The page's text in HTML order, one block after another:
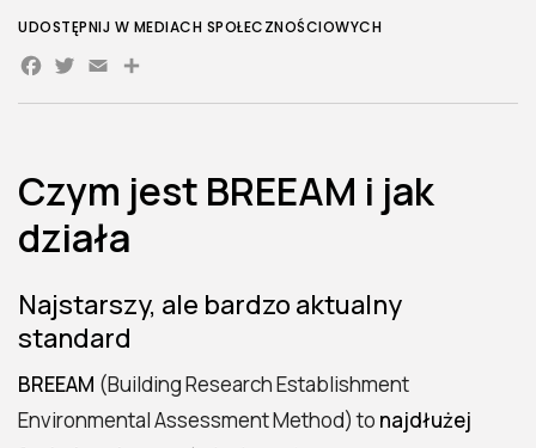
Czym jest BREEAM i jak
działa
Najstarszy, ale bardzo aktualny
standard
BREEAM (Building Research Establishment
Environmental Assessment Method) to najdłużej
Commissioning i „soft landings” budynek,
który naprawdę działa
Jak zorganizować proces – praktyczna
mapa projektu
Esencja działania BREEAM
do certyfikatu
Jak wybrać właściwy schemat BREEAM
UDOSTĘPNIJ W MEDIACH SPOŁECZNOŚCIOWYCH
Facebook
Twitter
Email